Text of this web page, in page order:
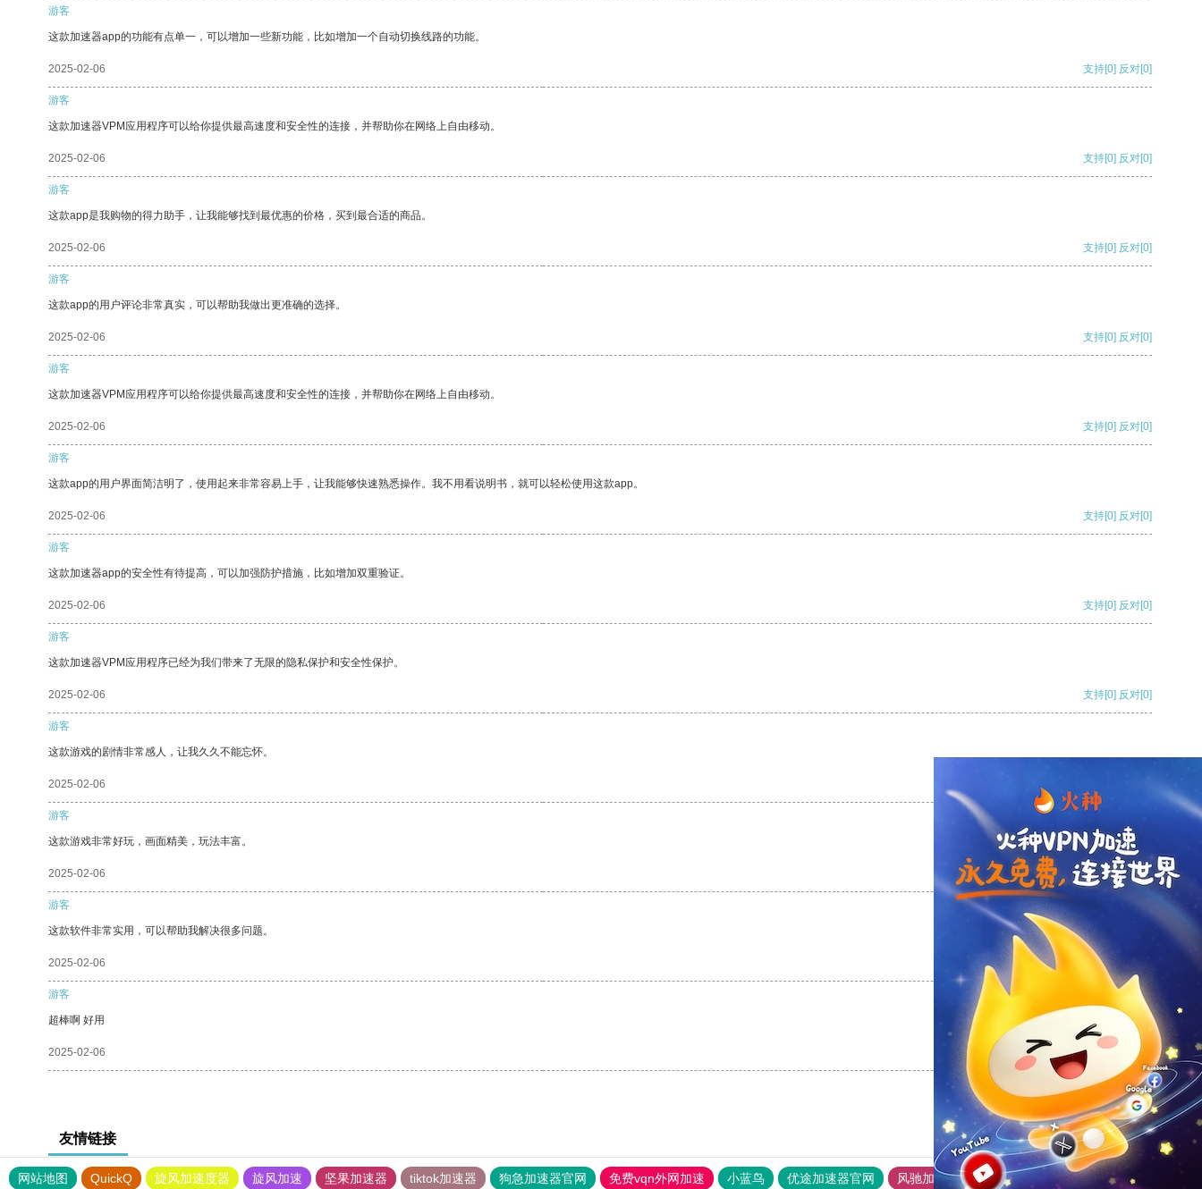
游客
这款加速器app的功能有点单一，可以增加一些新功能，比如增加一个自动切换线路的功能。
2025-02-06 支持[0] 反对[0]
游客
这款加速器VPM应用程序可以给你提供最高速度和安全性的连接，并帮助你在网络上自由移动。
2025-02-06 支持[0] 反对[0]
游客
这款app是我购物的得力助手，让我能够找到最优惠的价格，买到最合适的商品。
2025-02-06 支持[0] 反对[0]
游客
这款app的用户评论非常真实，可以帮助我做出更准确的选择。
2025-02-06 支持[0] 反对[0]
游客
这款加速器VPM应用程序可以给你提供最高速度和安全性的连接，并帮助你在网络上自由移动。
2025-02-06 支持[0] 反对[0]
游客
这款app的用户界面简洁明了，使用起来非常容易上手，让我能够快速熟悉操作。我不用看说明书，就可以轻松使用这款app。
2025-02-06 支持[0] 反对[0]
游客
这款加速器app的安全性有待提高，可以加强防护措施，比如增加双重验证。
2025-02-06 支持[0] 反对[0]
游客
这款加速器VPM应用程序已经为我们带来了无限的隐私保护和安全性保护。
2025-02-06 支持[0] 反对[0]
游客
这款游戏的剧情非常感人，让我久久不能忘怀。
2025-02-06
游客
这款游戏非常好玩，画面精美，玩法丰富。
2025-02-06 支持 [0] 反对[0]
游客
这款软件非常实用，可以帮助我解决很多问题。
2025-02-06 支持[0] 反对
游客
超棒啊 好用
2025-02-06 支持[0] 反对[0]
友情链接
网站地图 QuickQ 旋风加速度器 旋风加速 坚果加速器 tiktok加速器 狗急加速器官网 免费vqn外网加速 小蓝鸟 优途加速器官网 风驰加速器 旋风加速器